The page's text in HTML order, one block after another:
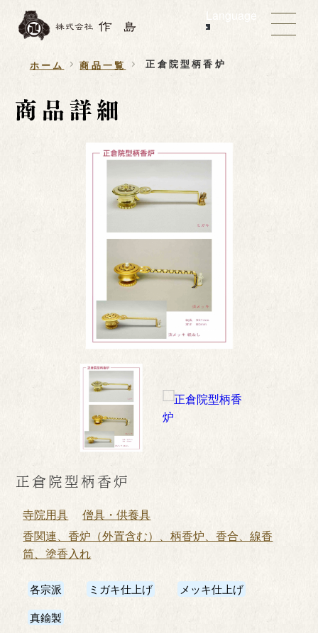
Language
ホーム 商品一覧 正倉院型柄香炉
正倉院型柄香炉
寺院用具
僧具・供養具
香関連、香炉（外置含む）、柄香炉、香合、線香
筒、塗香入れ
各宗派 ミガキ仕上げ
メッキ仕上げ
真鍮製